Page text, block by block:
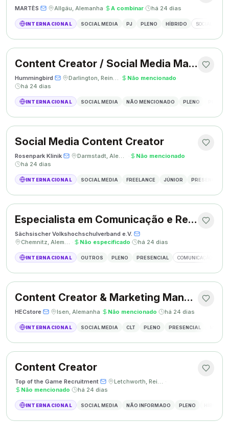
MARTÈS· · Allgäu, Alemanha· A combinar· há 24 dias
INTERNACIONAL SOCIAL MEDIA PJ PLENO HÍBRIDO SOCIAL MEDIA
Content Creator / Social Media Manager
Hummingbird· · Darlington, Reino Unido · Não mencionado·
há 24 dias
INTERNACIONAL SOCIAL MEDIA NÃO MENCIONADO PLENO
Social Media Content Creator
Rosenpark Klinik· · Darmstadt, Alemanha · Não mencionado·
há 24 dias
INTERNACIONAL SOCIAL MEDIA FREELANCE JÚNIOR PRESENCIAL
Especialista em Comunicação e Relações Públicas
Sächsischer Volkshochschulverband e.V.·
·
Chemnitz, Alemanha · Não especificado· há 24 dias
INTERNACIONAL OUTROS PLENO PRESENCIAL COMUNICAÇÃO
Content Creator & Marketing Manager
HECstore· · Isen, Alemanha· Não mencionado· há 24 dias
INTERNACIONAL SOCIAL MEDIA CLT PLENO PRESENCIAL
Content Creator
Top of the Game Recruitment· · Letchworth, Reino Unido ·
Não mencionado· há 24 dias
INTERNACIONAL SOCIAL MEDIA NÃO INFORMADO PLENO